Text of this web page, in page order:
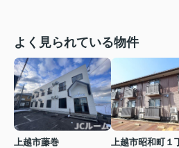
よく見られている物件
上越市藤巻
上越市昭和町１